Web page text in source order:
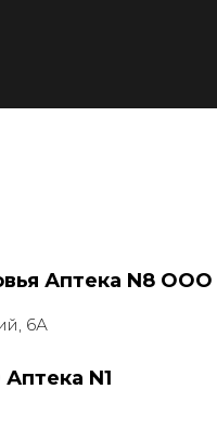
Аптека N8 ООО
6А
N1